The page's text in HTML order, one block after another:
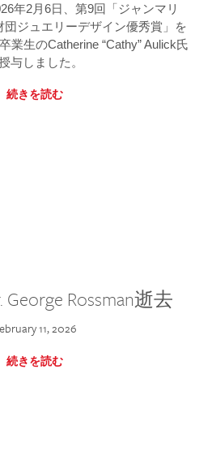
年2月6日、第9回「ジャンマリ
団ジュエリーデザイン優秀賞」を
業生のCatherine “Cathy” Aulick氏
与しました。
続きを読む
Rossman逝去
11, 2026
続きを読む